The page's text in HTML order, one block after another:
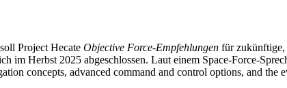
Project Hecate Objective Force-Empfehlungen für
im Herbst 2025 abgeschlossen. Laut einem Space-Force-
concepts, advanced command and control options, and the